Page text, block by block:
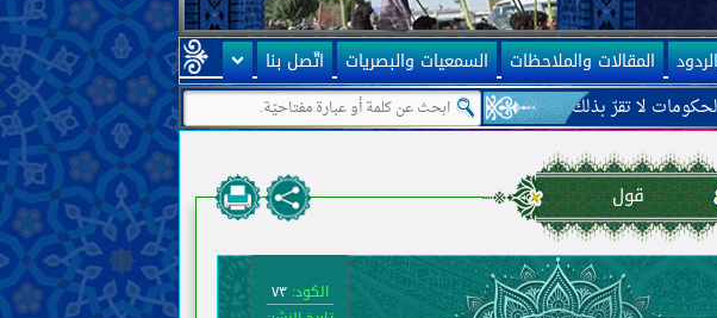
المقالات والملاحظات السمعيات والبصريات
اتّصل بنا
بل ترى بعضها كحكومة إيران أنّها ممهّدة لظهور الإمام المهديّ عليه السلام! سؤالي أنّه كيف
قول
الكود: ٧٣